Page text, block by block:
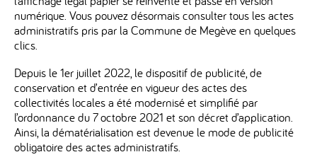
numérique. Vous pouvez désormais consulter tous les actes
administratifs pris par la Commune de Megève en quelques
clics.
Depuis le 1er juillet 2022, le dispositif de publicité, de
conservation et d’entrée en vigueur des actes des
collectivités locales a été modernisé et simplifié par
l’ordonnance du 7 octobre 2021 et son décret d’application.
Ainsi, la dématérialisation est devenue le mode de publicité
obligatoire des actes administratifs.